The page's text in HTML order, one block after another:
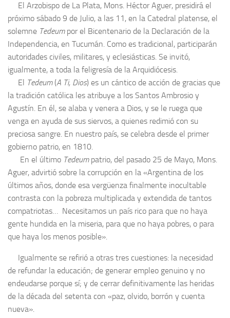
El Arzobispo de La Plata, Mons. Héctor Aguer, presidirá el
próximo sábado 9 de Julio, a las 11, en la Catedral platense, el
solemne Tedeumpor el Bicentenario de la Declaración de la
Independencia, en Tucumán. Como es tradicional, participarán
autoridades civiles, militares, y eclesiásticas. Se invitó,
igualmente, a toda la feligresía de la Arquidiócesis.
El Tedeum(A Ti, Dios) es un cántico de acción de gracias que
la tradición católica les atribuye a los Santos Ambrosio y
Agustín. En él, se alaba y venera a Dios, y se le ruega que
venga en ayuda de sus siervos, a quienes redimió con su
preciosa sangre. En nuestro país, se celebra desde el primer
gobierno patrio, en 1810.
En el último Tedeumpatrio, del pasado 25 de Mayo, Mons.
Aguer, advirtió sobre la corrupción en la «Argentina de los
últimos años, donde esa vergüenza finalmente inocultable
contrasta con la pobreza multiplicada y extendida de tantos
compatriotas… Necesitamos un país rico para que no haya
gente hundida en la miseria, para que no haya pobres, o para
que haya los menos posible».
Igualmente se refirió a otras tres cuestiones: la necesidad
de refundar la educación; de generar empleo genuino y no
endeudarse porque sí; y de cerrar definitivamente las heridas
de la década del setenta con «paz, olvido, borrón y cuenta
nueva».